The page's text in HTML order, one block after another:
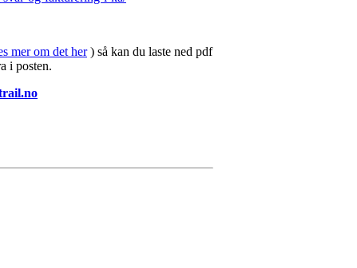
mer om det her) så kan du laste ned pdf
i posten.